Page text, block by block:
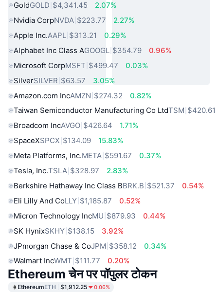
GoldGOLD $4,341.45
2.07%
Nvidia CorpNVDA $223.77
2.27%
Apple Inc.AAPL $313.21
0.29%
Alphabet Inc Class AGOOGL $354.79
0.96%
Microsoft CorpMSFT $499.47
0.03%
SilverSILVER $63.57
3.05%
Amazon.com IncAMZN $274.32
0.82%
Taiwan Semiconductor Manufacturing Co LtdTSM $420.61
Broadcom IncAVGO $426.64
1.71%
SpaceXSPCX $134.09
15.83%
Meta Platforms, Inc.META $591.67
0.37%
Tesla, Inc.TSLA $328.97
2.83%
Berkshire Hathaway Inc Class BBRK.B $521.37
0.54%
Eli Lilly And CoLLY $1,185.87
0.52%
Micron Technology IncMU $879.93
0.44%
SK HynixSKHY $138.15
3.92%
JPmorgan Chase & CoJPM $358.12
0.34%
Walmart IncWMT $111.77 0.20%
Ethereum चेन पर पॉपुलर टोकन
EthereumETH $1,912.25 0.06%